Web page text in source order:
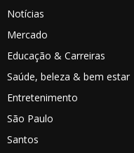
Notícias
Mercado
Educação & Carreiras
Saúde, beleza & bem estar
Entretenimento
São Paulo
Santos